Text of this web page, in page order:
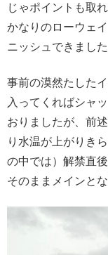
じゃポイントも取
かなりのローウェ
ニッシュできました
事前の漠然たした
入ってくればシャ
おりましたが、前
り水温が上がりき
の中では）解禁直
そのままメインとな